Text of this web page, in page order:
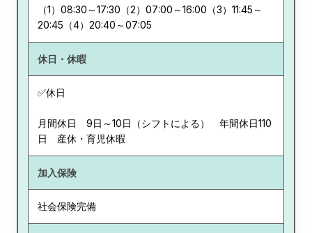
（1）08:30～17:30（2）07:00～16:00（3）11:45～
20:45（4）20:40～07:05
休日・休暇
✅休日
月間休日 9日～10日（シフトによる） 年間休日110
日 産休・育児休暇
加入保険
社会保険完備